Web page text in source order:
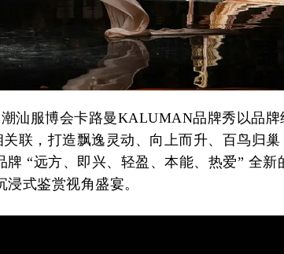
潮汕服博会卡路曼KALUMAN品牌秀以品牌
联，打造飘逸灵动、向上而升、百鸟归
牌 “远方、即兴、轻盈、本能、热爱” 全新
式鉴赏视角盛宴。